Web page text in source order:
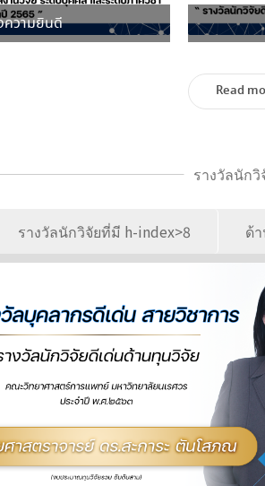
ความยินดี
Read
รางวัลนัก
รางวัลนักวิจัยที่มี h-index>8 ด้